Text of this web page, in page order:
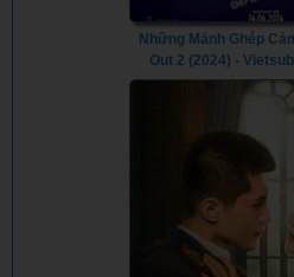
Những Mảnh Ghép
Out 2 (2024) -